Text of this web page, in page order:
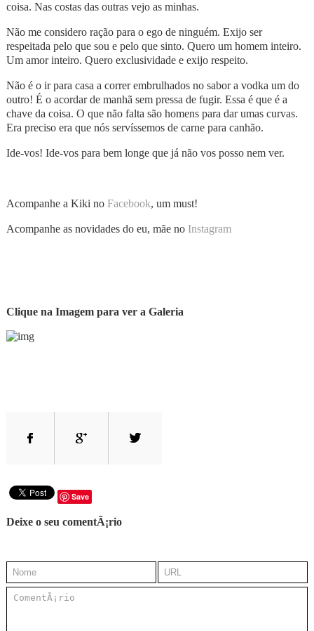
coisa. Nas costas das outras vejo as minhas.
Não me considero ração para o ego de ninguém. Exijo ser
respeitada pelo que sou e pelo que sinto. Quero um homem inteiro.
Um amor inteiro. Quero exclusividade e exijo respeito.
Não é o ir para casa a correr embrulhados no sabor a vodka um do
outro! É o acordar de manhã sem pressa de fugir. Essa é que é a
chave da coisa. O que não falta são homens para dar umas curvas.
Era preciso era que nós servíssemos de carne para canhão.
Ide-vos! Ide-vos para bem longe que já não vos posso nem ver.
Acompanhe a Kiki no Facebook, um must!
Acompanhe as novidades do eu, mãe no Instagram
Clique na Imagem para ver a Galeria
Save
Deixe o seu comentÃ¡rio